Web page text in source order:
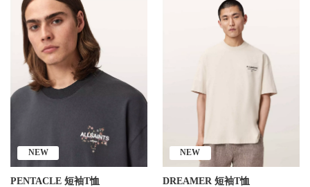
NEW
PENTACLE 短袖T恤
NEW
DREAMER 短袖T恤